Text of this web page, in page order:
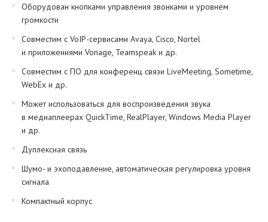
Оборудован кнопками управления звонками и уровнем
громкости
Совместим с VoIP-сервисами Avaya, Cisco, Nortel
и приложениями Vonage, Teamspeak и др.
Совместим с ПО для конференц связи LiveMeeting, Sometime,
WebEx и др.
Может использоваться для воспроизведения звука
в медиаплеерах QuickTime, RealPlayer, Windows Media Player
и др.
Дуплексная связь
Шумо- и эхоподавление, автоматическая регулировка уровня
сигнала
Компактный корпус